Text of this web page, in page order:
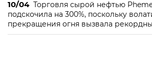
10/04 Торговля сырой нефтью
подскочила на 300%, поскольку
прекращения огня вызвала